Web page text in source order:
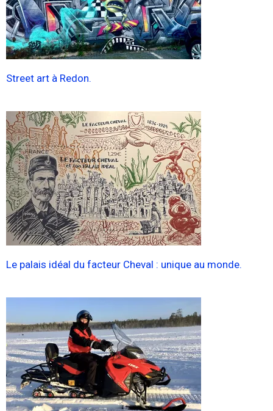
Street art à Redon.
Le palais idéal du facteur Cheval : unique au monde.